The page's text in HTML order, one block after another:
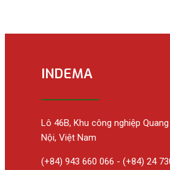
INDEMA
Lô 46B, Khu công nghiệp
Nội, Việt Nam
(+84) 943 660 066 - (+84) 24